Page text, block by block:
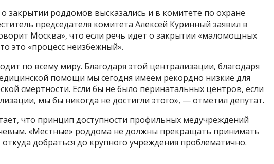
закрытии роддомов высказались и в комитете по охране
председателя комитета Алексей Куринный заявил в
Москва», что если речь идет о закрытии «маломощных
это «процесс неизбежный».
по всему миру. Благодаря этой централизации, благодаря
помощи мы сегодня имеем рекордно низкие для
смертности. Если бы не было перинатальных центров, если
мы бы никогда не достигли этого», — отметил депутат.
что принцип доступности профильных медучреждений
«Местные» роддома не должны прекращать принимать
добраться до крупного учреждения проблематично.